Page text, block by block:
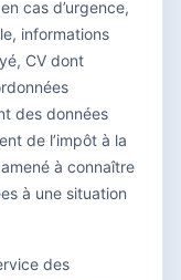
cas d’urgence,
informations
CV dont
des données
de l’impôt à la
à connaître
à une situation
des